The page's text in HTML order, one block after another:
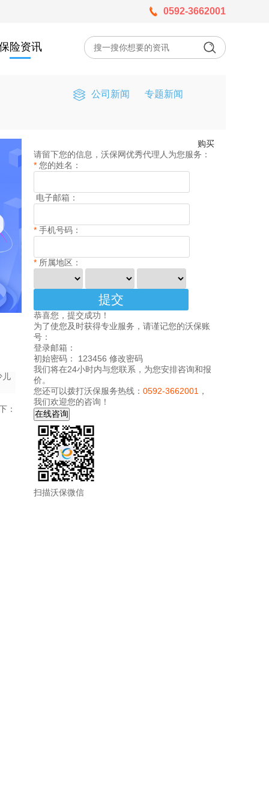
0592-3662001
险资讯
公司新闻 专题新闻
儿
：
购买
请留下您的信息，沃保网优秀代理人为您服务：
*您的姓名：
电子邮箱：
*手机号码：
*所属地区：
恭喜您，提交成功！
为了使您及时获得专业服务，请谨记您的沃保账
号：
登录邮箱：
初始密码： 123456 修改密码
我们将在24小时内与您联系，为您安排咨询和报
价。
您还可以拨打沃保服务热线： 0592-3662001 ，
我们欢迎您的咨询！
扫描沃保微信